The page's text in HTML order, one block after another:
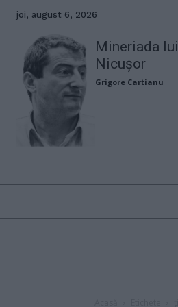
joi, august 6, 2026
Mineriada lui
Nicușor
Grigore Cartianu